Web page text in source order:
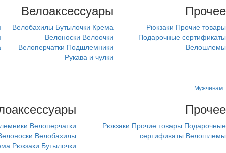
Велоаксессуары
Велобахилы Бутылочки Крема
Велоноски Велоочки
Велоперчатки Подшлемники
Рукава и чулки
Прочее
Рюкзаки Прочие товары
Подарочные сертификаты
Велошлемы
Мужчинам
Велоперчатки
Велобахилы
Рюкзаки Бутылочки
Прочее
Рюкзаки Прочие товары Подарочные
сертификаты Велошлемы